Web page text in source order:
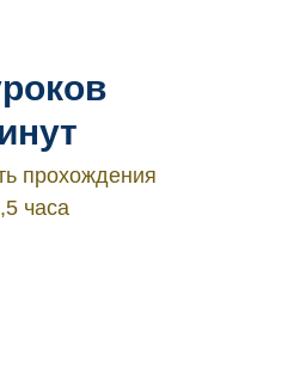
прохождения
часа